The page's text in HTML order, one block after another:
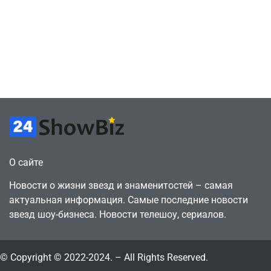
О сайте
Новости о жизни звезд и знаменитостей – самая
актуальная информация. Самые последние новости
звезд шоу-бизнеса. Новости телешоу, сериалов.
© Copyright © 2022-2024. – All Rights Reserved.